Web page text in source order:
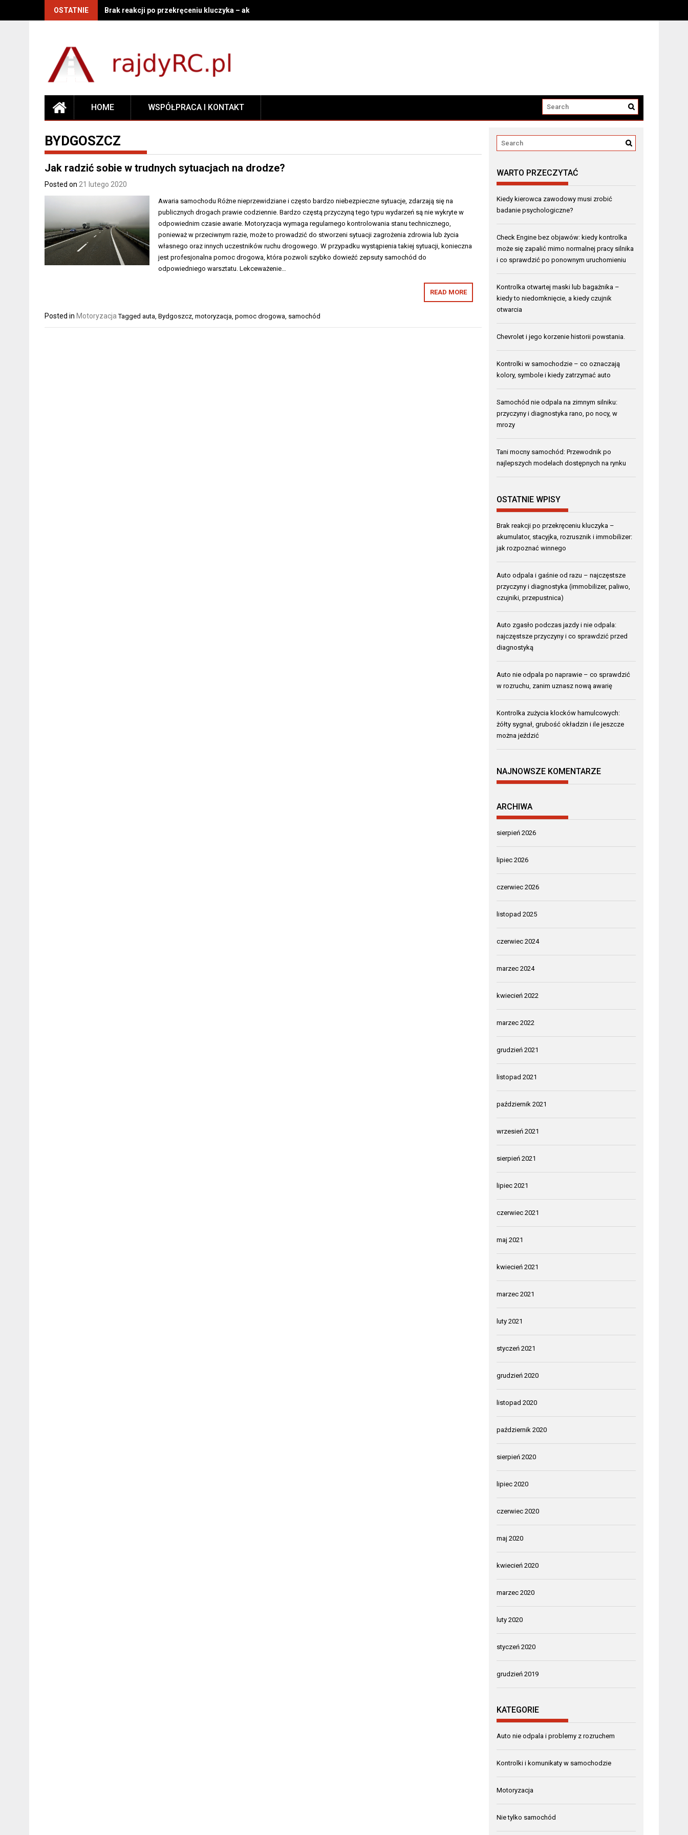
OSTATNIE Brak reakcji po przekręceniu kluczyka – akumulator, stacyjka, rozrusznik i immobilizer: jak rozpoznać winnego
HOME WSPÓŁPRACA I KONTAKT
BYDGOSZCZ
Jak radzić sobie w trudnych sytuacjach na drodze?
Posted on 21 lutego 2020
Awaria samochodu Różne nieprzewidziane i często bardzo niebezpieczne sytuacje, zdarzają się na
publicznych drogach prawie codziennie. Bardzo częstą przyczyną tego typu wydarzeń są nie wykryte w
odpowiednim czasie awarie. Motoryzacja wymaga regularnego kontrolowania stanu technicznego,
ponieważ w przeciwnym razie, może to prowadzić do stworzeni sytuacji zagrożenia zdrowia lub życia
własnego oraz innych uczestników ruchu drogowego. W przypadku wystąpienia takiej sytuacji, konieczna
jest profesjonalna pomoc drogowa, która pozwoli szybko dowieźć zepsuty samochód do
odpowiedniego warsztatu. Lekceważenie…
READ MORE
Posted in Motoryzacja Tagged auta Bydgoszcz motoryzacja pomoc drogowa samochód
WARTO PRZECZYTAĆ
Kiedy kierowca zawodowy musi zrobić
badanie psychologiczne?
Check Engine bez objawów: kiedy kontrolka
może się zapalić mimo normalnej pracy silnika
i co sprawdzić po ponownym uruchomieniu
Kontrolka otwartej maski lub bagażnika –
kiedy to niedomknięcie, a kiedy czujnik
otwarcia
Chevrolet i jego korzenie historii powstania.
Kontrolki w samochodzie – co oznaczają
kolory, symbole i kiedy zatrzymać auto
Samochód nie odpala na zimnym silniku:
przyczyny i diagnostyka rano, po nocy, w
mrozy
Tani mocny samochód: Przewodnik po
najlepszych modelach dostępnych na rynku
OSTATNIE WPISY
Brak reakcji po przekręceniu kluczyka –
akumulator, stacyjka, rozrusznik i immobilizer:
jak rozpoznać winnego
Auto odpala i gaśnie od razu – najczęstsze
przyczyny i diagnostyka (immobilizer, paliwo,
czujniki, przepustnica)
Auto zgasło podczas jazdy i nie odpala:
najczęstsze przyczyny i co sprawdzić przed
diagnostyką
Auto nie odpala po naprawie – co sprawdzić
w rozruchu, zanim uznasz nową awarię
Kontrolka zużycia klocków hamulcowych:
żółty sygnał, grubość okładzin i ile jeszcze
można jeździć
NAJNOWSZE KOMENTARZE
ARCHIWA
sierpień 2026
lipiec 2026
czerwiec 2026
listopad 2025
czerwiec 2024
marzec 2024
kwiecień 2022
marzec 2022
grudzień 2021
listopad 2021
październik 2021
wrzesień 2021
sierpień 2021
lipiec 2021
czerwiec 2021
maj 2021
kwiecień 2021
marzec 2021
luty 2021
styczeń 2021
grudzień 2020
listopad 2020
październik 2020
sierpień 2020
lipiec 2020
czerwiec 2020
maj 2020
kwiecień 2020
marzec 2020
luty 2020
styczeń 2020
grudzień 2019
KATEGORIE
Auto nie odpala i problemy z rozruchem
Kontrolki i komunikaty w samochodzie
Motoryzacja
Nie tylko samochód